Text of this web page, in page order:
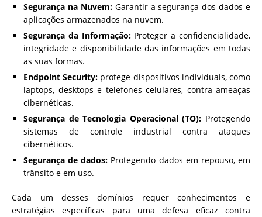
Segurança na Nuvem:Garantir a segurança dos dados e
aplicações armazenados na nuvem.
Segurança da Informação:Proteger a confidencialidade,
integridade e disponibilidade das informações em todas
as suas formas.
Endpoint Security: protege dispositivos individuais, como
laptops, desktops e telefones celulares, contra ameaças
cibernéticas.
Segurança de Tecnologia Operacional (TO): Protegendo
sistemas de controle industrial contra ataques
cibernéticos.
Segurança de dados: Protegendo dados em repouso, em
trânsito e em uso.
Cada um desses domínios requer conhecimentos e
estratégias específicas para uma defesa eficaz contra